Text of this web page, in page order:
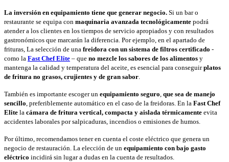
La inversión en equipamiento tiene que generar negocio. Si un bar o
restaurante se equipa con maquinaria avanzada tecnológicamente podrá
atender a los clientes en los tiempos de servicio apropiados y con resultados
gastronómicos que marcarán la diferencia. Por ejemplo, en el apartado de
frituras, La selección de una freidora con un sistema de filtros certificado -
como la Fast Chef Elite – que no mezcle los sabores de los alimentos y
mantenga la calidad y temperatura del aceite, es esencial para conseguirplatos
de fritura no grasos, crujientes y de gran sabor.
También es importante escoger un equipamiento seguro, que sea de manejo
sencillo, preferiblemente automático en el caso de la freidoras. En la Fast Chef
Elite la cámara de fritura vertical, compacta y aislada térmicamente evita
accidentes laborales por salpicaduras, incendios o emisiones de humos.
Por último, recomendamos tener en cuenta el coste eléctrico que genera un
negocio de restauración. La elección de un equipamiento con bajo gasto
eléctrico incidirá sin lugar a dudas en la cuenta de resultados.